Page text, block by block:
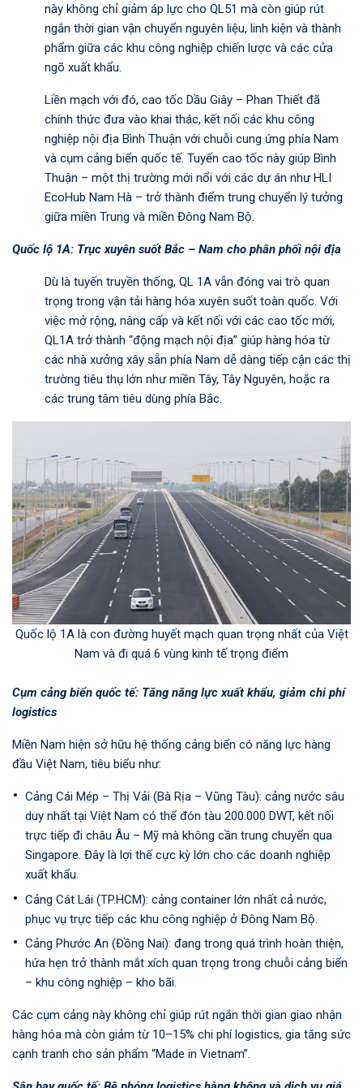
này không chỉ giảm áp lực cho QL51 mà còn giúp rút
ngắn thời gian vận chuyển nguyên liệu, linh kiện và thành
phẩm giữa các khu công nghiệp chiến lược và các cửa
ngõ xuất khẩu.
Liền mạch với đó, cao tốc Dầu Giây – Phan Thiết đã
chính thức đưa vào khai thác, kết nối các khu công
nghiệp nội địa Bình Thuận với chuỗi cung ứng phía Nam
và cụm cảng biển quốc tế. Tuyến cao tốc này giúp Bình
Thuận – một thị trường mới nổi với các dự án như HLI
EcoHub Nam Hà – trở thành điểm trung chuyển lý tưởng
giữa miền Trung và miền Đông Nam Bộ.
Quốc lộ 1A: Trục xuyên suốt Bắc – Nam cho phân phối nội địa
Dù là tuyến truyền thống, QL 1A vẫn đóng vai trò quan
trọng trong vận tải hàng hóa xuyên suốt toàn quốc. Với
việc mở rộng, nâng cấp và kết nối với các cao tốc mới,
QL1A trở thành “động mạch nội địa” giúp hàng hóa từ
các nhà xưởng xây sẵn phía Nam dễ dàng tiếp cận các thị
trường tiêu thụ lớn như miền Tây, Tây Nguyên, hoặc ra
các trung tâm tiêu dùng phía Bắc.
Quốc lộ 1A là con đường huyết mạch quan trọng nhất của Việt
Nam và đi quá 6 vùng kinh tế trọng điểm
Cụm cảng biển quốc tế: Tăng năng lực xuất khẩu, giảm chi phí
logistics
Miền Nam hiện sở hữu hệ thống cảng biển có năng lực hàng
đầu Việt Nam, tiêu biểu như:
Cảng Cái Mép – Thị Vải (Bà Rịa – Vũng Tàu): cảng nước sâu
duy nhất tại Việt Nam có thể đón tàu 200.000 DWT, kết nối
trực tiếp đi châu Âu – Mỹ mà không cần trung chuyển qua
Singapore. Đây là lợi thế cực kỳ lớn cho các doanh nghiệp
xuất khẩu.
Cảng Cát Lái (TP.HCM): cảng container lớn nhất cả nước,
phục vụ trực tiếp các khu công nghiệp ở Đông Nam Bộ.
Cảng Phước An (Đồng Nai): đang trong quá trình hoàn thiện,
hứa hẹn trở thành mắt xích quan trọng trong chuỗi cảng biển
– khu công nghiệp – kho bãi.
Các cụm cảng này không chỉ giúp rút ngắn thời gian giao nhận
hàng hóa mà còn giảm từ 10–15% chi phí logistics, gia tăng sức
cạnh tranh cho sản phẩm “Made in Vietnam”.